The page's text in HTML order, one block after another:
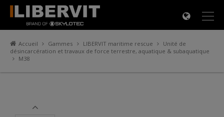
Accueil Gammes LIBERVIT maritime rescue
Unité de
désincarcération et travaux de force terrestre, aquatique & subaquatique
M38
×